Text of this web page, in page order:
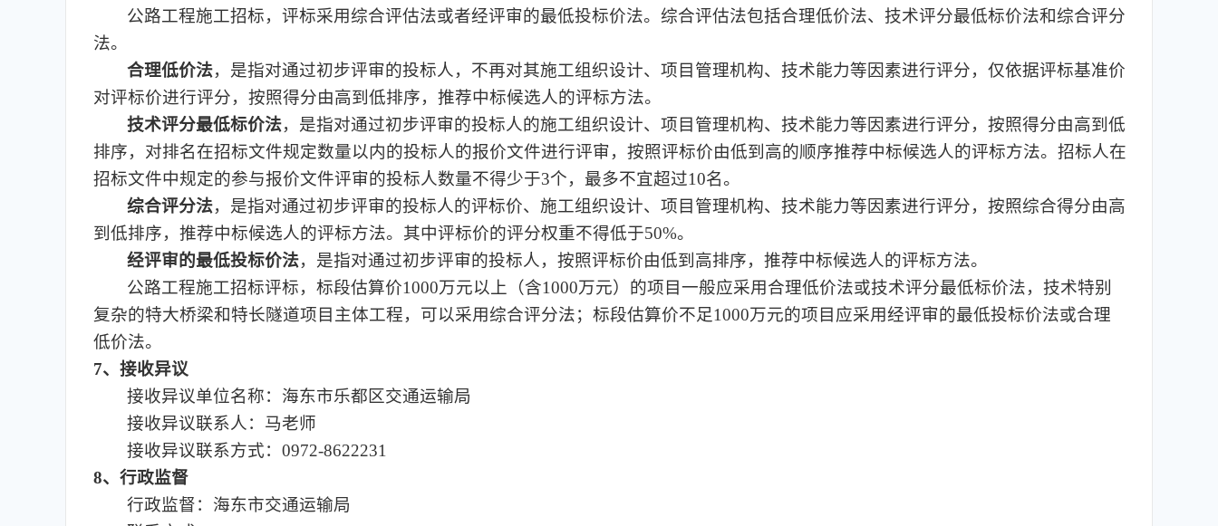
公路工程施工招标，评标采用综合评估法或者经评审的最低投标价法。综合评估法包括合理低价法、技术评分最低标价法和综合评分
法。
合理低价法，是指对通过初步评审的投标人，不再对其施工组织设计、项目管理机构、技术能力等因素进行评分，仅依据评标基准价
对评标价进行评分，按照得分由高到低排序，推荐中标候选人的评标方法。
技术评分最低标价法，是指对通过初步评审的投标人的施工组织设计、项目管理机构、技术能力等因素进行评分，按照得分由高到低
排序，对排名在招标文件规定数量以内的投标人的报价文件进行评审，按照评标价由低到高的顺序推荐中标候选人的评标方法。招标人在
招标文件中规定的参与报价文件评审的投标人数量不得少于3个，最多不宜超过10名。
综合评分法，是指对通过初步评审的投标人的评标价、施工组织设计、项目管理机构、技术能力等因素进行评分，按照综合得分由高
到低排序，推荐中标候选人的评标方法。其中评标价的评分权重不得低于50%。
经评审的最低投标价法，是指对通过初步评审的投标人，按照评标价由低到高排序，推荐中标候选人的评标方法。
公路工程施工招标评标，标段估算价1000万元以上（含1000万元）的项目一般应采用合理低价法或技术评分最低标价法，技术特别
复杂的特大桥梁和特长隧道项目主体工程，可以采用综合评分法；标段估算价不足1000万元的项目应采用经评审的最低投标价法或合理
低价法。
7、接收异议
接收异议单位名称：海东市乐都区交通运输局
接收异议联系人：马老师
接收异议联系方式：0972-8622231
8、行政监督
行政监督：海东市交通运输局